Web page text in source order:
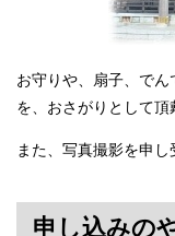
お守りや、扇子、で
を、おさがりとして頂
また、写真撮影を申し
申し込みの